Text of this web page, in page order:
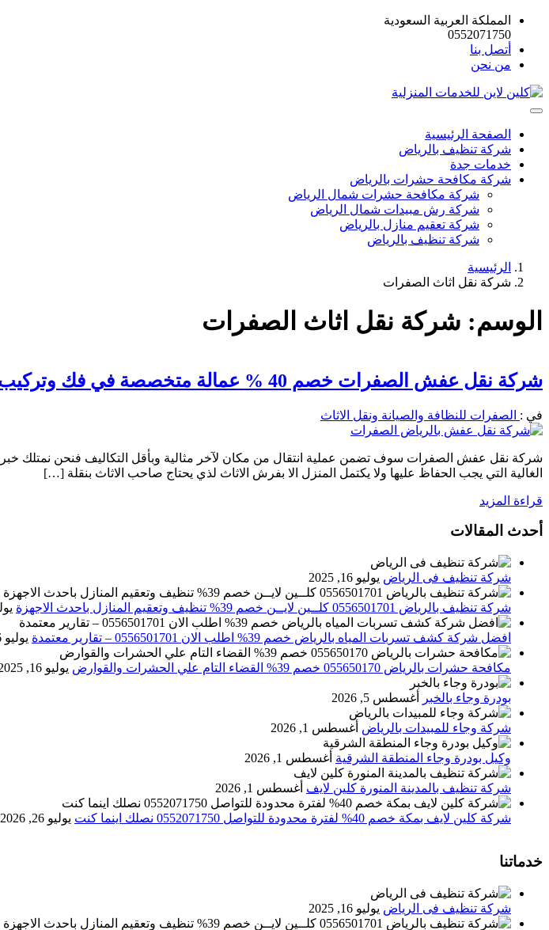
المملكة العربية السعودية
0552071750
أتصل بنا
من نحن
الصفحة الرئيسية
شركة تنظيف بالرياض
خدمات جدة
شركة مكافحة حشرات بالرياض
شركة مكافحة حشرات شمال الرياض
شركة رش مبيدات شمال الرياض
شركة تعقيم منازل بالرياض
شركة تنظيف بالرياض
الرئيسية
شركة نقل اثاث الصفرات
الوسم: شركة نقل اثاث الصفرات
شركة نقل عفش الصفرات خصم 40 % عمالة متخصصة في فك وتركيب وتغليف الاثاث
في : الصفرات للنظافة والصيانة ونقل الاثاث
شركة نقل عفش الصفرات سوف تضمن عملية انتقال من مكان لآخر مثالية وبأقل التكاليف فنحن نمتلك
الغالية التي يجب الحفاظ عليها ولا يكتمل المنزل الا بفرش الاثاث لذي يحتاج صاحب الاثاث بنقلة […]
قراءة المزيد
أحدث المقالات
شركة تنظيف فى الرياض يوليو 16, 2025
شركة تنظيف بالرياض 0556501701 كلــين لايــن خصم 39% تنظيف وتعقيم المنازل باحدث الاجهزة يوليو
افضل شركة كشف تسربات المياه بالرياض خصم 39% اطلب الان 0556501701‬‏ – تقارير معتمدة يوليو 16, 2025
مكافحة حشرات بالرياض 055650170 خصم 39% القضاء التام علي الحشرات والقوارض يوليو 16, 2025
بودرة وجاء بالخبر أغسطس 5, 2026
شركة وجاء للمبيدات بالرياض أغسطس 1, 2026
وكيل بودرة وجاء المنطقة الشرقية أغسطس 1, 2026
شركة تنظيف بالمدينة المنورة كلين لايف أغسطس 1, 2026
شركة كلين لايف بمكة خصم 40% لفترة محدودة للتواصل 0552071750 نصلك اينما كنت يوليو 26, 2026
خدماتنا
شركة تنظيف فى الرياض يوليو 16, 2025